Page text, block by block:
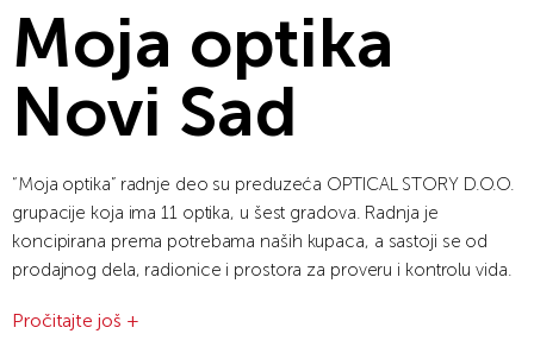
Moja optika
Novi Sad
“Moja optika” radnje deo su preduzeća OPTICAL STORY D.O.O.
grupacije koja ima 11 optika, u šest gradova. Radnja je
koncipirana prema potrebama naših kupaca, a sastoji se od
prodajnog dela, radionice i prostora za proveru i kontrolu vida.
prodaja brendirane robe, izdvajamo: Dolce & Gabbana, Ray
Pročitajte još +